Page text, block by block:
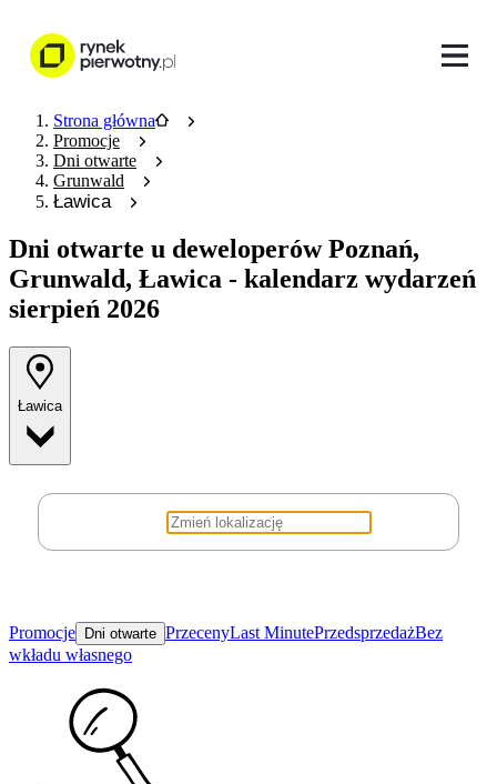
Strona główna
Promocje
Dni otwarte
Grunwald
Ławica
Dni otwarte u deweloperów Poznań,
Grunwald, Ławica - kalendarz wydarzeń
sierpień 2026
Ławica
Promocje Dni otwarte PrzecenyLast MinutePrzedsprzedażBez
wkładu własnego